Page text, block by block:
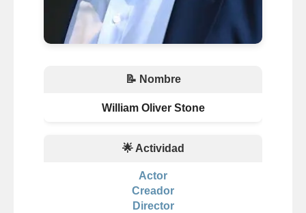
📝 Nombre
William Oliver Stone
🌟 Actividad
Actor
Creador
Director